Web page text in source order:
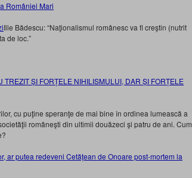
României Mari
Ilie Bădescu: “Naţionalismul românesc va fi creştin (nutrit
de loc.”
ȘI FORȚELE NIHILISMULUI, DAR ȘI FORȚELE
cu puţine speranţe de mai bine în ordinea lumească a
româneşti din ultimii douăzeci şi patru de ani. Cum
ar putea redeveni Cetăţean de Onoare post-mortem la